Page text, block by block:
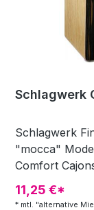
Schlagwerk
Schlagwerk
"mocca"
Comfort
Symbiose aus
konsequent
11,25 €*
* mtl. "alternative